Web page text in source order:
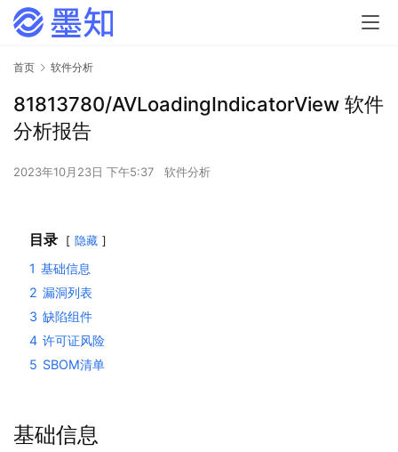
首页 软件分析
81813780/AVLoadingIndicatorView 软件
分析报告
2023年10月23日 下午5:37 软件分析
目录 隐藏
1 基础信息
2 漏洞列表
3 缺陷组件
4 许可证风险
5 SBOM清单
基础信息